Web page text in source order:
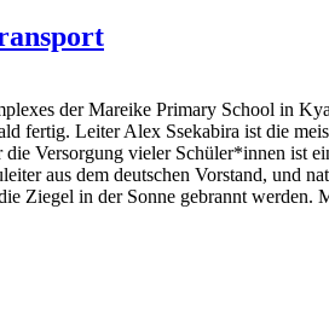
der Mareike Primary School in
fertig. Leiter Alex Ssekabira ist die
Versorgung vieler Schüler*innen ist
aus dem deutschen Vorstand, und
Ziegel in der Sonne gebrannt